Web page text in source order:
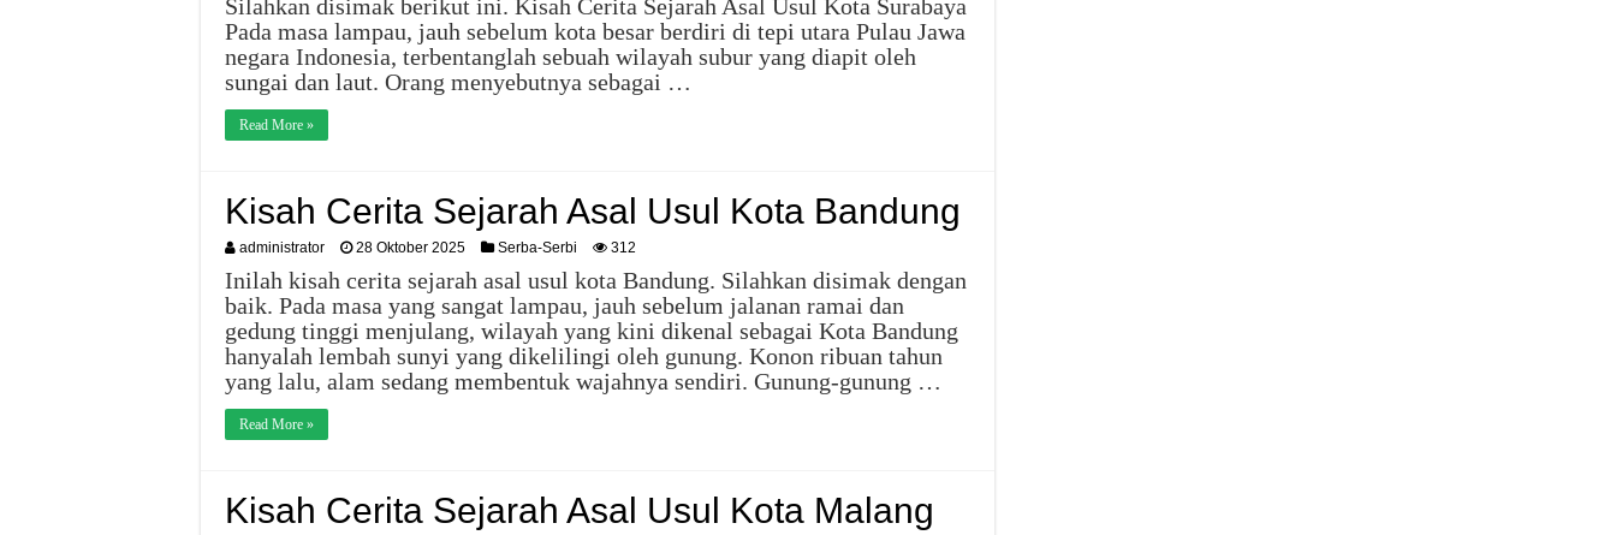
Silahkan disimak berikut ini. Kisah Cerita Sejarah Asal Usul Kota Surabaya
Pada masa lampau, jauh sebelum kota besar berdiri di tepi utara Pulau Jawa
negara Indonesia, terbentanglah sebuah wilayah subur yang diapit oleh
sungai dan laut. Orang menyebutnya sebagai …
Read More »
Kisah Cerita Sejarah Asal Usul Kota Bandung
administrator 28 Oktober 2025 Serba-Serbi 312
Inilah kisah cerita sejarah asal usul kota Bandung. Silahkan disimak dengan
baik. Pada masa yang sangat lampau, jauh sebelum jalanan ramai dan
gedung tinggi menjulang, wilayah yang kini dikenal sebagai Kota Bandung
hanyalah lembah sunyi yang dikelilingi oleh gunung. Konon ribuan tahun
yang lalu, alam sedang membentuk wajahnya sendiri. Gunung-gunung …
Read More »
Kisah Cerita Sejarah Asal Usul Kota Malang